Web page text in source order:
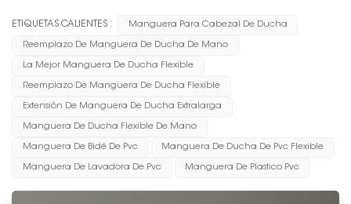
ETIQUETAS CALIENTES : Manguera Para Cabezal De Ducha
Reemplazo De Manguera De Ducha De Mano
La Mejor Manguera De Ducha Flexible
Reemplazo De Manguera De Ducha Flexible
Extensión De Manguera De Ducha Extralarga
Manguera De Ducha Flexible De Mano
Manguera De Bidé De Pvc Manguera De Ducha De Pvc Flexible
Manguera De Lavadora De Pvc Manguera De Plastico Pvc